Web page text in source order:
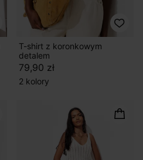
T-shirt z koronkowym
detalem
79,90 zł
2 kolory